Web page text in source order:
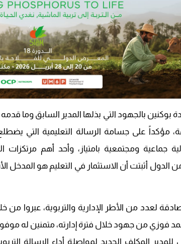
بوكنين بالجهود التي بذلها المدير السابق وما
مؤكداً على جسامة الرسالة التعليمية التي
جماعية ومجتمعية بامتياز، وأحد أهم مرتكزات
الدول أثبتت أن الاستثمار في التعليم هو
لعدد من الأطر الإدارية والتربوية، عبروا من
فوزي من جهود خلال فترة إدارته، متمنين له
المكلف الجديد لمواصلة أداء الرسالة التربوية